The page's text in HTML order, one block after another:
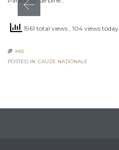
1961 total views , 104 views today
 MR
POSTED IN: CAUZE NAŢIONALE